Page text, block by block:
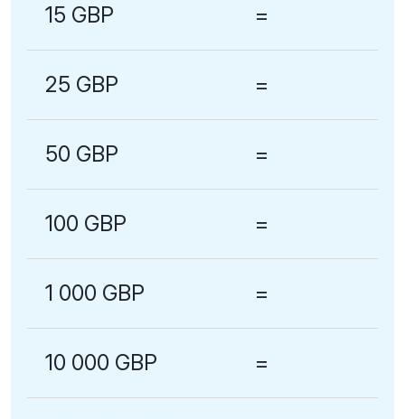
15 GBP =
25 GBP =
50 GBP =
100 GBP =
1 000 GBP =
10 000 GBP =